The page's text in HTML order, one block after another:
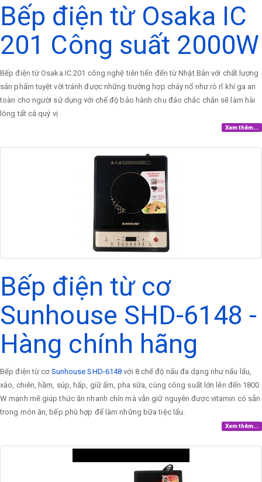
Bếp điện từ Osaka IC
201 Công suất 2000W
Bếp điện từ Osaka IC 201 công nghệ tiên tiến đến từ Nhật Bản với chất lượng
sản phẩm tuyệt vời tránh được những trường hợp cháy nổ như rò rĩ khí ga an
toàn cho người sử dụng với chế độ bảo hành chu đáo chắc chắn sẽ làm hài
lòng tất cả quý vị
Xem thêm...
Bếp điện từ cơ
Sunhouse SHD-6148 -
Hàng chính hãng
Bếp điện từ cơ Sunhouse SHD-6148với 8 chế độ nấu đa dạng như nấu lẩu,
xào, chiên, hầm, súp, hấp, giữ ấm, pha sữa, cùng công suất lớn lên đến 1800
W mạnh mẽ giúp thức ăn nhanh chín mà vẫn giữ nguyên được vitamin có sẵn
trong món ăn, bếp phù hợp để làm những bữa tiệc lẩu.
Xem thêm...